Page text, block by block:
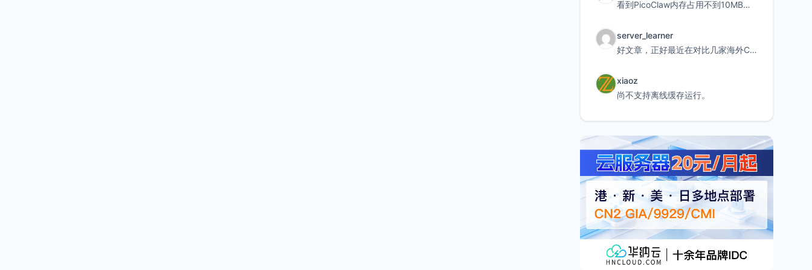
看到PicoClaw内存占用不到10MB这个数据真的很惊喜，确实很适合我这种想用旧设备折腾AI的小白
server_learner
好文章，正好最近在对比几家海外CDN。文中提到CF免费版不支持自定义回源端口和HOST这个痛点太真实
xiaoz
尚不支持离线缓存运行。